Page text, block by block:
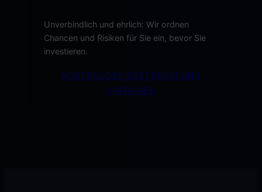
Unverbindlich und ehrlich: Wir ordnen
Chancen und Risiken für Sie ein, bevor Sie
investieren.
KOSTENLOSE ERSTBERATUNG
ANFRAGEN